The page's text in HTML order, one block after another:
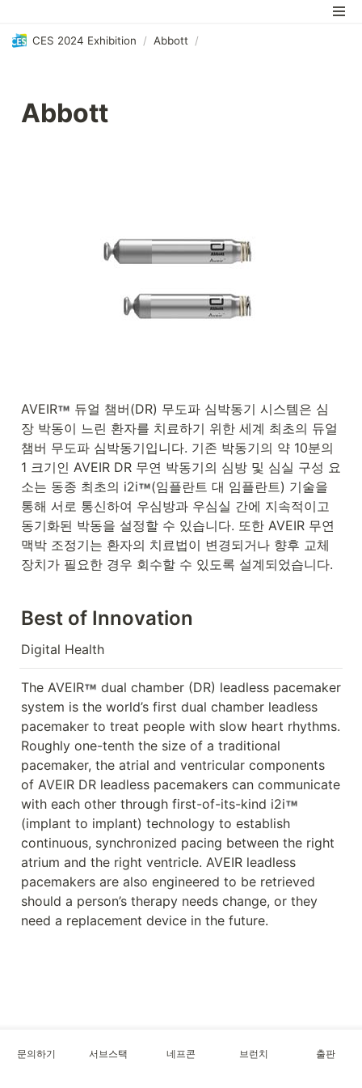
CES 2024 Exhibition / Abbott /
Abbott
AVEIR
듀얼 챔버(DR) 무도파 심박동기 시스템은 심
장 박동이 느린 환자를 치료하기 위한 세계 최초의 듀얼
챔버 무도파 심박동기입니다. 기존 박동기의 약 10분의
1 크기인 AVEIR DR 무연 박동기의 심방 및 심실 구성 요
소는 동종 최초의 i2i
(임플란트 대 임플란트) 기술을
통해 서로 통신하여 우심방과 우심실 간에 지속적이고
동기화된 박동을 설정할 수 있습니다. 또한 AVEIR 무연
맥박 조정기는 환자의 치료법이 변경되거나 향후 교체
장치가 필요한 경우 회수할 수 있도록 설계되었습니다.
Best of Innovation
Digital Health
The AVEIR
dual chamber (DR) leadless pacemaker
system is the world’s first dual chamber leadless
pacemaker to treat people with slow heart rhythms.
Roughly one-tenth the size of a traditional
pacemaker, the atrial and ventricular components
of AVEIR DR leadless pacemakers can communicate
with each other through first-of-its-kind i2i
(implant to implant) technology to establish
continuous, synchronized pacing between the right
atrium and the right ventricle. AVEIR leadless
pacemakers are also engineered to be retrieved
should a person’s therapy needs change, or they
need a replacement device in the future.
문의하기 서브스택 네프콘 브런치 출판